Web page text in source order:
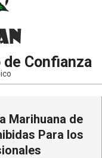
Confianza
Marihuana de
Para los